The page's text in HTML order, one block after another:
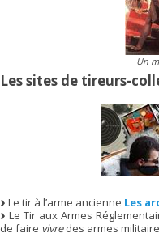
Un
Les sites de tireurs-
Le tir à l’arme ancienne Les
Le Tir aux Armes
de faire vivredes armes